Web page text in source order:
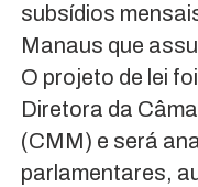
subsídios
Manaus que
O projeto de lei
Diretora da
(CMM) e será
parlamentares,